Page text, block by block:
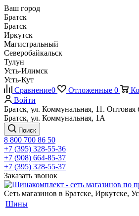
Ваш город
Братск
Братск
Иркутск
Магистральный
Северобайкальск
Тулун
Усть-Илимск
Усть-Кут
Сравнение0 Отложенные 0
Войти
Братск, ул. Коммунальная, 11. Оптовая
Братск, ул. Коммунальная, 1А
Поиск
8 800 700 86 50
+7 (395) 328-55-36
+7 (908) 664-85-37
+7 (395) 328-55-37
Заказать звонок
Сеть магазинов в Братске, Иркутске,
Шины